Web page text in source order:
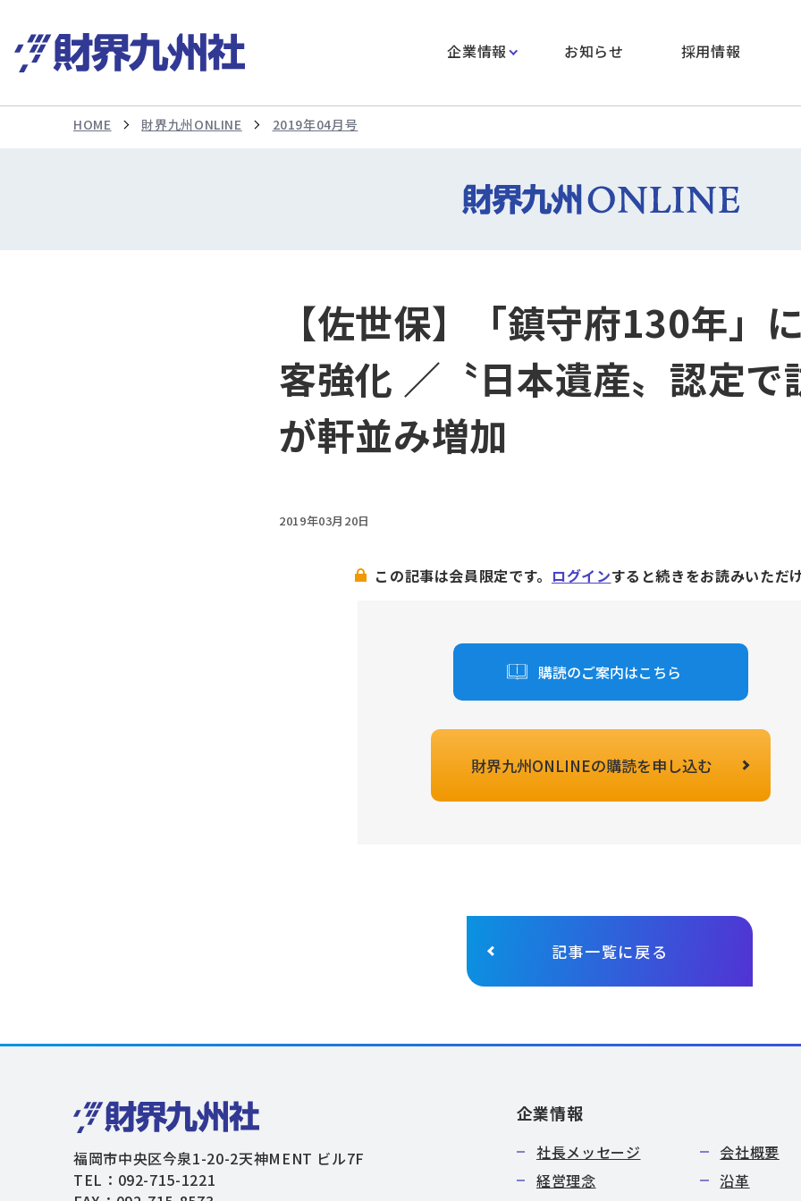
企業情報 お知らせ 採用情報
HOME 財界九州ONLINE 2019年04月号
【佐世保】「鎮守府130年」
客強化 ／〝日本遺産〟認定で
が軒並み増加
2019年03月20日
この記事は会員限定です。 ログインすると続きをお読みいただけ
購読のご案内はこちら
財界九州ONLINEの購読を申し込む
記事一覧に戻る
福岡市中央区今泉1-20-2天神MENT ビル7F
TEL：092-715-1221
企業情報
社長メッセージ
会社概要
経営理念
沿革